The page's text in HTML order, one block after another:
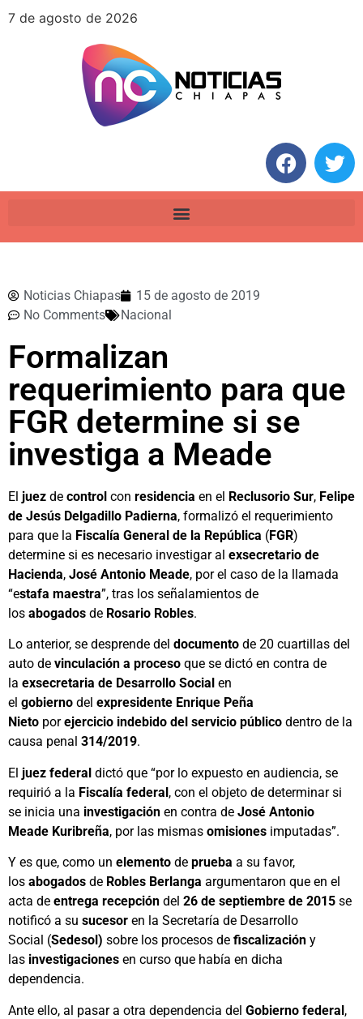
7 de agosto de 2026
Noticias Chiapas
15 de agosto de 2019
No Comments
Nacional
Formalizan
requerimiento para que
FGR determine si se
investiga a Meade
El juez de control con residencia en el Reclusorio Sur, Felipe
de Jesús Delgadillo Padierna, formalizó el requerimiento
para que la Fiscalía General de la República (FGR)
determine si es necesario investigar al exsecretario de
Hacienda, José Antonio Meade, por el caso de la llamada
“estafa maestra”, tras los señalamientos de
los abogados de Rosario Robles.
Lo anterior, se desprende del documento de 20 cuartillas del
auto de vinculación a proceso que se dictó en contra de
la exsecretaria de Desarrollo Social en
el gobierno del expresidente Enrique Peña
Nieto porejercicio indebido del servicio público dentro de la
causa penal 314/2019.
El juez federal dictó que “por lo expuesto en audiencia, se
requirió a la Fiscalía federal, con el objeto de determinar si
se inicia una investigación en contra de José Antonio
Meade Kuribreña, por las mismas omisiones imputadas”.
Y es que, como un elemento de prueba a su favor,
los abogados de Robles Berlanga argumentaron que en el
acta de entrega recepción del 26 de septiembre de 2015 se
notificó a su sucesor en la Secretaría de Desarrollo
Social (Sedesol) sobre los procesos de fiscalización y
las investigaciones en curso que había en dicha
dependencia.
Ante ello, al pasar a otra dependencia del Gobierno federal,